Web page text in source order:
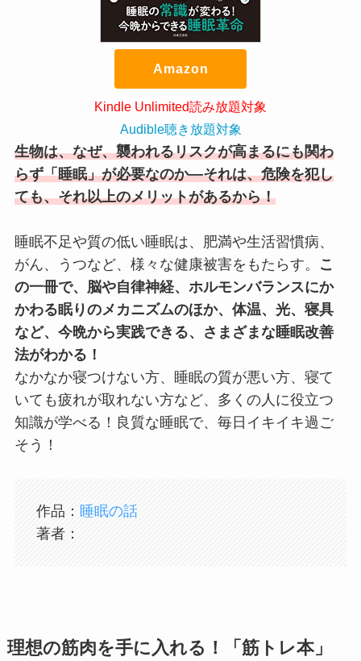
Amazon
Kindle Unlimited読み放題対象
Audible聴き放題対象
生物は、なぜ、襲われるリスクが高まるにも関わ
らず「睡眠」が必要なのか―それは、危険を犯し
ても、それ以上のメリットがあるから！
睡眠不足や質の低い睡眠は、肥満や生活習慣病、
がん、うつなど、様々な健康被害をもたらす。
こ
の一冊で、脳や自律神経、ホルモンバランスにか
かわる眠りのメカニズムのほか、体温、光、寝具
など、今晩から実践できる、さまざまな睡眠改善
法がわかる！
なかなか寝つけない方、睡眠の質が悪い方、寝て
いても疲れが取れない方など、多くの人に役立つ
知識が学べる！良質な睡眠で、毎日イキイキ過ご
そう！
作品： 睡眠の話
著者：
理想の筋肉を手に入れる！「筋トレ本」